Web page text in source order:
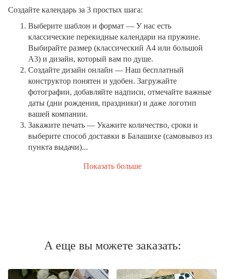
Создайте календарь за 3 простых шага:
Выберите шаблон и формат — У нас есть
классические перекидные календари на пружине.
Выбирайте размер (классический A4 или большой
A3) и дизайн, который вам по душе.
Создайте дизайн онлайн — Наш бесплатный
конструктор понятен и удобен. Загружайте
фотографии, добавляйте надписи, отмечайте важные
даты (дни рождения, праздники) и даже логотип
вашей компании.
Закажите печать — Укажите количество, сроки и
выберите способ доставки в Балашихе (самовывоз из
пункта выдачи)...
Показать больше
А еще вы можете заказать: